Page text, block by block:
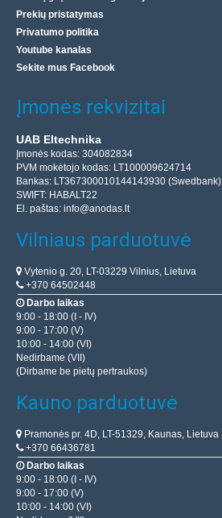
Prekių pristatymas
Privatumo politika
Youtube kanalas
Sekite mus Facebook
Įmonės rekvizitai
UAB Eltechnika
Įmonės kodas: 304082834
PVM mokėtojo kodas: LT100009624714
Bankas: LT367300010144143930 (Swedbank)
SWIFT: HABALT22
El. paštas: info@anodas.lt
Vilniaus parduotuvė
Vytenio g. 20, LT-03229 Vilnius, Lietuva
+370 64502448
Darbo laikas
9:00 - 18:00 (I - IV)
9:00 - 17:00 (V)
10:00 - 14:00 (VI)
Nedirbame (VII)
(Dirbame be pietų pertraukos)
Kauno parduotuvė
Pramonės pr. 4D, LT-51329, Kaunas, Lietuva
+370 66436781
Darbo laikas
9:00 - 18:00 (I - IV)
9:00 - 17:00 (V)
10:00 - 14:00 (VI)